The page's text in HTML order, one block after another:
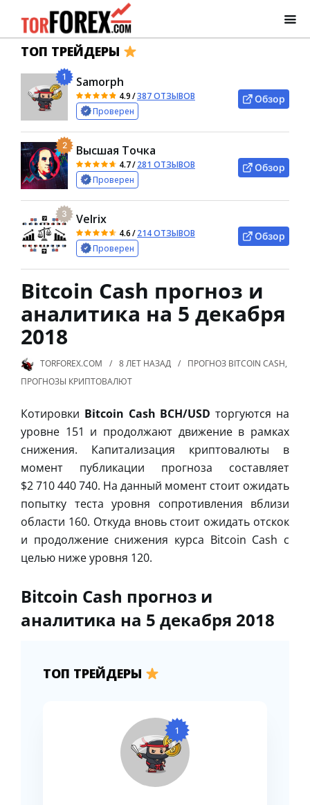
ТОП ТРЕЙДЕРЫ
1 Samorph
4.9/387 ОТЗЫВОВ
Проверен
Обзор
2 Высшая Точка
4.7/281 ОТЗЫВОВ
Проверен
Обзор
3 Velrix
4.6/214 ОТЗЫВОВ
Проверен
Обзор
Bitcoin Cash прогноз и
аналитика на 5 декабря
2018
TORFOREX.COM 8 ЛЕТ НАЗАД ПРОГНОЗ BITCOIN CASH,
ПРОГНОЗЫ КРИПТОВАЛЮТ
Котировки Bitcoin Cash BCH/USD торгуются на
уровне 151 и продолжают движение в рамках
снижения. Капитализация криптовалюты в
момент публикации прогноза составляет
$2 710 440 740. На данный момент стоит ожидать
попытку теста уровня сопротивления вблизи
области 160. Откуда вновь стоит ожидать отскок
и продолжение снижения курса Bitcoin Cash с
целью ниже уровня 120.
Bitcoin Cash прогноз и
аналитика на 5 декабря 2018
ТОП ТРЕЙДЕРЫ
1